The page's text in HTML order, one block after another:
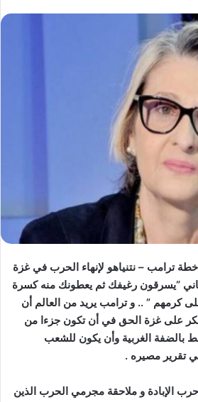
– نتنياهو لإنهاء الحرب في غزة
“يسرقون رغيفك ثم يعطونك منه كسرة
كرمهم ” .. و ترامب يريد من العالم أن
على غزة الحق في أن تكون جزءا من
بالضفة الغربية وأن يكون للشعب
تقرير مصيره .
الإبادة و ملاحقة مجرمي الحرب الذين